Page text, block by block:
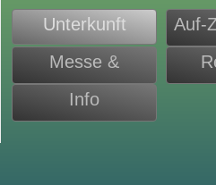
Unterkunft
Auf-
Messe &
Monteure
Info